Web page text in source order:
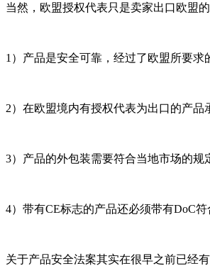
当然，欧盟授权代表只是卖家出口欧盟
1）产品是安全可靠，经过了欧盟所要求
2）在欧盟境内有授权代表为出口的产品
3）产品的外包装需要符合当地市场的规
4）带有CE标志的产品还必须带有DoC
关于产品安全法案其实在很早之前已经